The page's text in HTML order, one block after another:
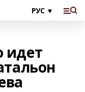
идет